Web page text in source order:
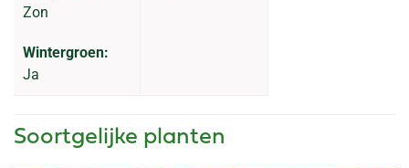
Zon
Wintergroen:
Ja
Soortgelijke planten